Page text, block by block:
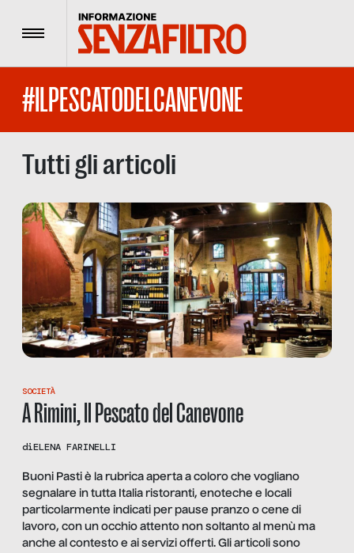
Menu
#ILPESCATODELCANEVONE
Tutti gli articoli
SOCIETÀ
A Rimini, Il Pescato del Canevone
diELENA FARINELLI
Buoni Pasti è la rubrica aperta a coloro che vogliano
segnalare in tutta Italia ristoranti, enoteche e locali
particolarmente indicati per pause pranzo o cene di
lavoro, con un occhio attento non soltanto al menù ma
anche al contesto e ai servizi offerti. Gli articoli sono